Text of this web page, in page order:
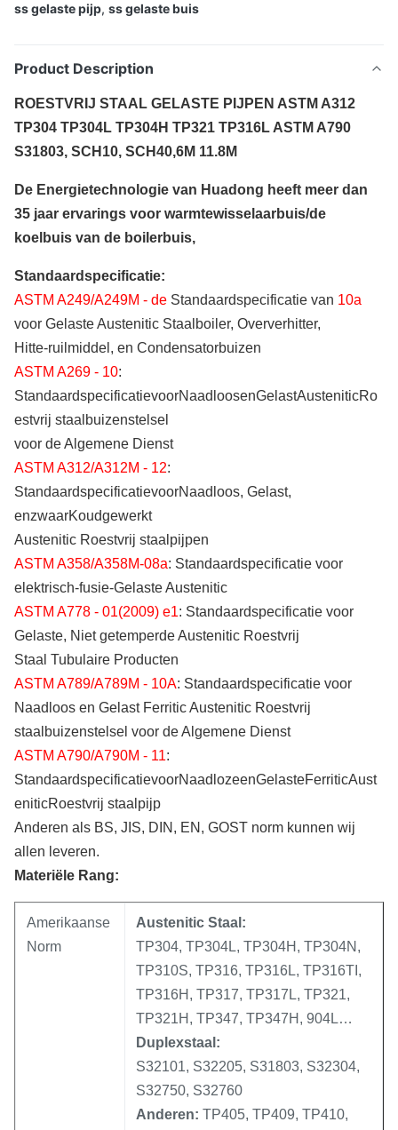
ss gelaste pijp, ss gelaste buis
Product Description
ROESTVRIJ STAAL GELASTE PIJPEN ASTM A312
TP304 TP304L TP304H TP321 TP316L ASTM A790
S31803, SCH10, SCH40,6M 11.8M
De Energietechnologie van Huadong heeft meer dan
35 jaar ervarings voor warmtewisselaarbuis/de
koelbuis van de boilerbuis,
Standaardspecificatie:
ASTM A249/A249M - de Standaardspecificatie van 10a
voor Gelaste Austenitic Staalboiler, Oververhitter,
Hitte-ruilmiddel, en Condensatorbuizen
ASTM A269 - 10:
StandaardspecificatievoorNaadloosenGelastAusteniticRo
estvrij staalbuizenstelsel
voor de Algemene Dienst
ASTM A312/A312M - 12:
StandaardspecificatievoorNaadloos, Gelast,
enzwaarKoudgewerkt
Austenitic Roestvrij staalpijpen
ASTM A358/A358M-08a: Standaardspecificatie voor
elektrisch-fusie-Gelaste Austenitic
ASTM A778 - 01(2009) e1: Standaardspecificatie voor
Gelaste, Niet getemperde Austenitic Roestvrij
Staal Tubulaire Producten
ASTM A789/A789M - 10A: Standaardspecificatie voor
Naadloos en Gelast Ferritic Austenitic Roestvrij
staalbuizenstelsel voor de Algemene Dienst
ASTM A790/A790M - 11:
StandaardspecificatievoorNaadlozeenGelasteFerriticAust
eniticRoestvrij staalpijp
Anderen als BS, JIS, DIN, EN, GOST norm kunnen wij
allen leveren.
Materiële Rang:
Amerikaanse
Norm
Austenitic Staal:
TP304, TP304L, TP304H, TP304N,
TP310S, TP316, TP316L, TP316TI,
TP316H, TP317, TP317L, TP321,
TP321H, TP347, TP347H, 904L…
Duplexstaal:
S32101, S32205, S31803, S32304,
S32750, S32760
Anderen: TP405, TP409, TP410,